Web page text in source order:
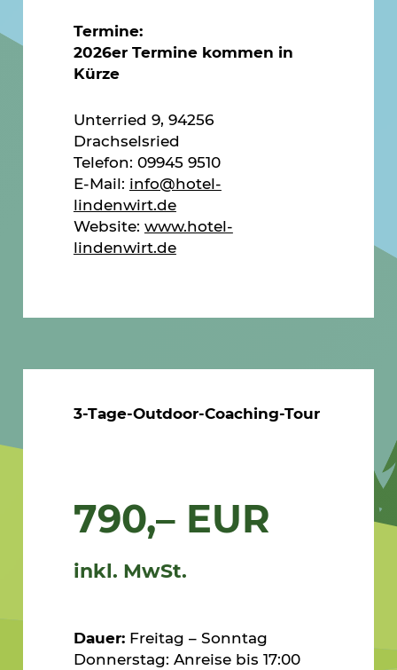
Termine:
2026er Termine kommen in
Kürze
Unterried 9, 94256
Drachselsried
Telefon: 09945 9510
E-Mail: info@hotel-
lindenwirt.de
Website: www.hotel-
lindenwirt.de
3-Tage-Outdoor-Coaching-Tour
790,– EUR
inkl. MwSt.
Dauer: Freitag – Sonntag
Donnerstag: Anreise bis 17:00